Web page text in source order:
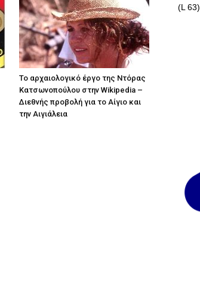
Το αρχαιολογικό έργο της Ντόρας
Κατσωνοπούλου στην Wikipedia –
Διεθνής προβολή για το Αίγιο και
την Αιγιάλεια
(L 63).